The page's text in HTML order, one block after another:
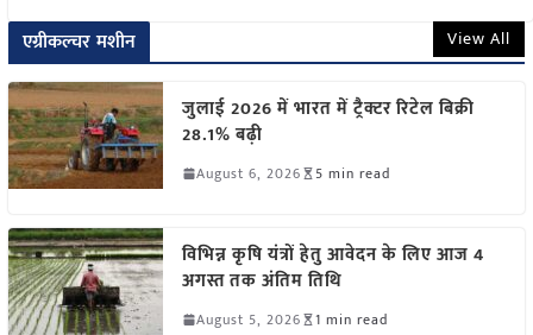
एग्रीकल्चर मशीन View All
जुलाई 2026 में भारत में ट्रैक्टर रिटेल बिक्री
28.1% बढ़ी
August 6, 2026 5 min read
विभिन्न कृषि यंत्रों हेतु आवेदन के लिए आज 4
अगस्त तक अंतिम तिथि
August 5, 2026 1 min read